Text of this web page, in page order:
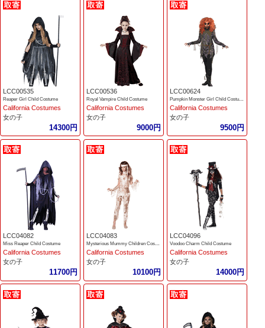
LCC00535
Reaper Girl Child Costume
California Costumes
女の子
14300円
LCC00536
Royal Vampire Child Costume
California Costumes
女の子
9000円
LCC00624
California Costumes
女の子
9500円
LCC04082
Miss Reaper Child Costume
California Costumes
女の子
11700円
LCC04083
Mysterious Mummy Children Costume
California Costumes
女の子
10100円
LCC04096
Voodoo Charm Child Costume
California Costumes
女の子
14000円